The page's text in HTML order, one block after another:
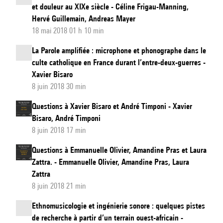
et douleur au XIXe siècle - Céline Frigau-Manning,
Hervé Guillemain, Andreas Mayer
18 mai 2018 01 h 10 min
La Parole amplifiée : microphone et phonographe dans le
culte catholique en France durant l’entre-deux-guerres -
Xavier Bisaro
8 juin 2018 30 min
Questions à Xavier Bisaro et André Timponi - Xavier
Bisaro, André Timponi
8 juin 2018 17 min
Questions à Emmanuelle Olivier, Amandine Pras et Laura
Zattra. - Emmanuelle Olivier, Amandine Pras, Laura
Zattra
8 juin 2018 21 min
Ethnomusicologie et ingénierie sonore : quelques pistes
de recherche à partir d’un terrain ouest-africain -